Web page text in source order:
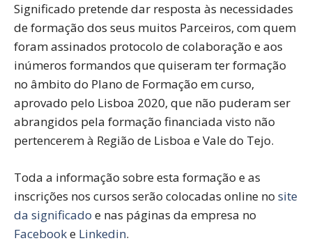
Significado pretende dar resposta às necessidades
de formação dos seus muitos Parceiros, com quem
foram assinados protocolo de colaboração e aos
inúmeros formandos que quiseram ter formação
no âmbito do Plano de Formação em curso,
aprovado pelo Lisboa 2020, que não puderam ser
abrangidos pela formação financiada visto não
pertencerem à Região de Lisboa e Vale do Tejo.
Toda a informação sobre esta formação e as
inscrições nos cursos serão colocadas online no site
da significado e nas páginas da empresa no
Facebooke Linkedin.